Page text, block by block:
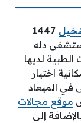
دله
لديها
اختيار
في الميعاد
موقع مجالات
إلى